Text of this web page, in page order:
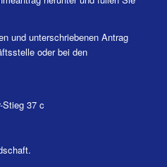
und unterschriebenen Antrag
oder bei den
Stieg 37 c